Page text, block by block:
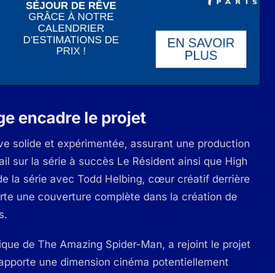
encadre le projet
solide et expérimentée, assurant une production
sur la série à succès Le Résident ainsi que High
la série avec Todd Helbing, cœur créatif derrière
une couverture complète dans la création de
de The Amazing Spider-Man, a rejoint le projet
une dimension cinéma potentiellement